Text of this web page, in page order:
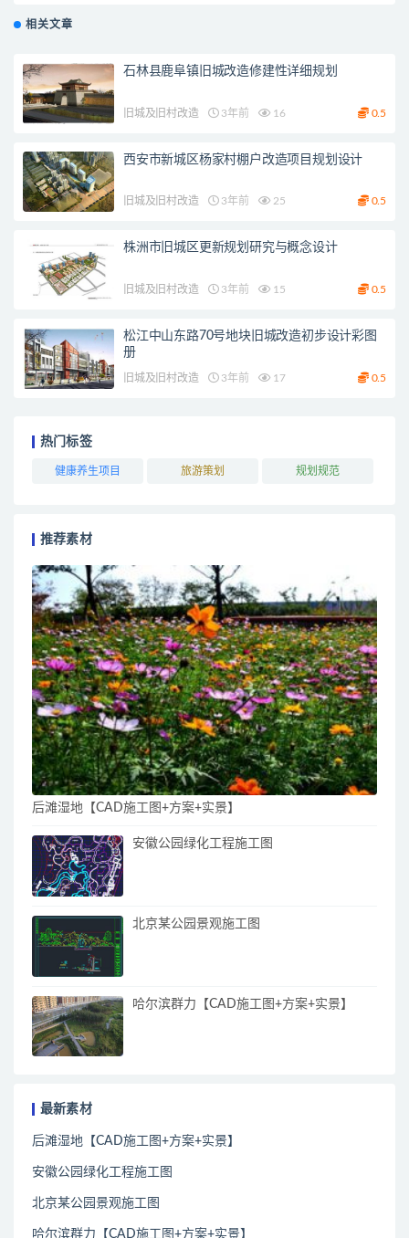
相关文章
石林县鹿阜镇旧城改造修建性详细规划
旧城及旧村改造 3年前 16 0.5
西安市新城区杨家村棚户改造项目规划设计
旧城及旧村改造 3年前 25 0.5
株洲市旧城区更新规划研究与概念设计
旧城及旧村改造 3年前 15 0.5
松江中山东路70号地块旧城改造初步设计彩图
册
旧城及旧村改造 3年前 17 0.5
热门标签
健康养生项目 旅游策划 规划规范
推荐素材
后滩湿地【CAD施工图+方案+实景】
安徽公园绿化工程施工图
北京某公园景观施工图
哈尔滨群力【CAD施工图+方案+实景】
最新素材
后滩湿地【CAD施工图+方案+实景】
安徽公园绿化工程施工图
北京某公园景观施工图
哈尔滨群力【CAD施工图+方案+实景】